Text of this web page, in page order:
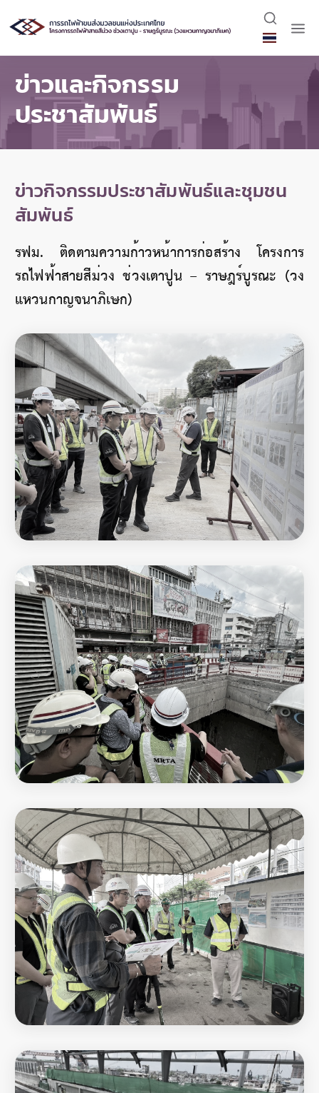
ข่าวและกิจกรรม
ประชาสัมพันธ์
ข่าวกิจกรรมประชาสัมพันธ์และชุมชน
สัมพันธ์
รฟม. ติดตามความก้าวหน้าการก่อสร้าง โครงการ
รถไฟฟ้าสายสีม่วง ช่วงเตาปูน – ราษฎร์บูรณะ (วง
แหวนกาญจนาภิเษก)